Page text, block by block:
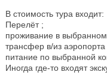
В стоимость тура входит:
Перелёт ;
проживание в
трансфер в/из аэропорта
питание по выбранной
Иногда где-то входят